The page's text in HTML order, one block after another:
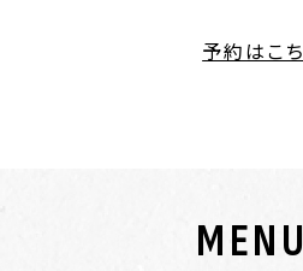
予約はこ
MENU